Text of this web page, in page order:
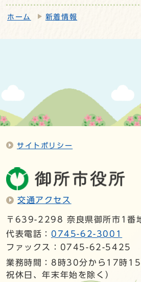
ホーム 新着情報
サイトポリシー
交通アクセス
〒639-2298 奈良県御所市1番
代表電話： 0745-62-3001
ファックス：0745-62-5425
業務時間：8時30分から17時15
祝休日、年末年始を除く）